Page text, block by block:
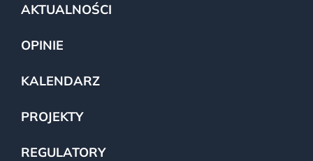
AKTUALNOŚCI
OPINIE
KALENDARZ
PROJEKTY
REGULATORY